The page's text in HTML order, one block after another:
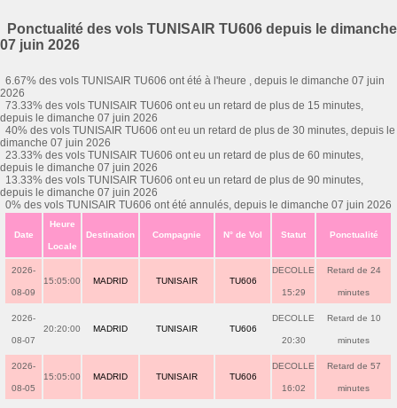
Ponctualité des vols TUNISAIR TU606 depuis le dimanche
07 juin 2026
6.67% des vols TUNISAIR TU606 ont été à l'heure , depuis le dimanche 07 juin
2026
73.33% des vols TUNISAIR TU606 ont eu un retard de plus de 15 minutes,
depuis le dimanche 07 juin 2026
40% des vols TUNISAIR TU606 ont eu un retard de plus de 30 minutes, depuis le
dimanche 07 juin 2026
23.33% des vols TUNISAIR TU606 ont eu un retard de plus de 60 minutes,
depuis le dimanche 07 juin 2026
13.33% des vols TUNISAIR TU606 ont eu un retard de plus de 90 minutes,
depuis le dimanche 07 juin 2026
0% des vols TUNISAIR TU606 ont été annulés, depuis le dimanche 07 juin 2026
Date
Heure
Locale
Destination Compagnie N° de Vol Statut Ponctualité
2026-
08-09
15:05:00 MADRID TUNISAIR TU606
DECOLLE
15:29
Retard de 24
minutes
2026-
08-07
20:20:00 MADRID TUNISAIR TU606
DECOLLE
20:30
Retard de 10
minutes
2026-
08-05
15:05:00 MADRID TUNISAIR TU606
DECOLLE
16:02
Retard de 57
minutes